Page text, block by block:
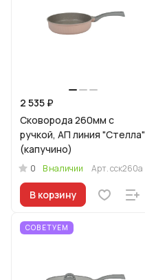
2 535 ₽
Сковорода 260мм с
ручкой, АП линия "Стелла"
(капучино)
0 В наличии Арт.сск260а
В корзину
СОВЕТУЕМ